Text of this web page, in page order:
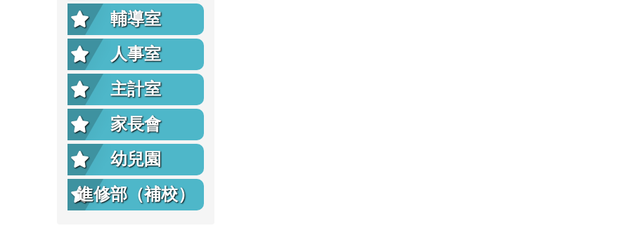
輔導室
人事室
主計室
家長會
幼兒園
進修部（補校）